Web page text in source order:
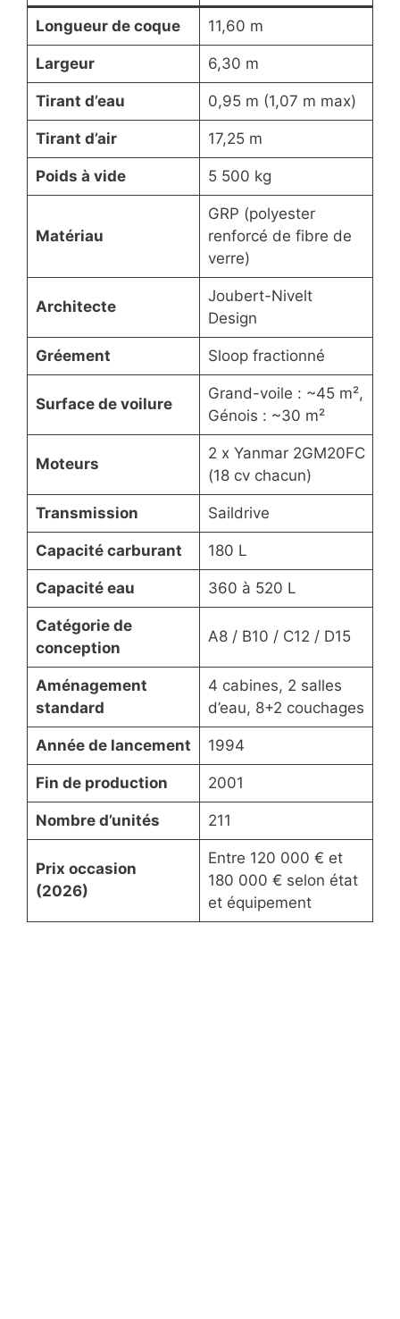
Longueur de coque 11,60 m
Largeur 6,30 m
Tirant d’eau 0,95 m (1,07 m max)
Tirant d’air 17,25 m
Poids à vide 5 500 kg
Matériau
GRP (polyester
renforcé de fibre de
verre)
Architecte
Joubert-Nivelt
Design
Gréement Sloop fractionné
Surface de voilure
Grand-voile : ~45 m²,
Génois : ~30 m²
Moteurs
2 x Yanmar 2GM20FC
(18 cv chacun)
Transmission Saildrive
Capacité carburant 180 L
Capacité eau 360 à 520 L
Catégorie de
conception
A8 / B10 / C12 / D15
Aménagement
standard
4 cabines, 2 salles
d’eau, 8+2 couchages
Année de lancement 1994
Fin de production 2001
Nombre d’unités 211
Prix occasion
(2026)
Entre 120 000 € et
180 000 € selon état
et équipement